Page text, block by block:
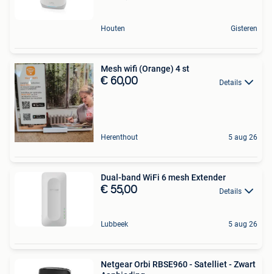
Houten Gisteren
Mesh wifi (Orange) 4 st
€ 60,00 Details
Herenthout 5 aug 26
Dual-band WiFi 6 mesh Extender
€ 55,00 Details
Lubbeek 5 aug 26
Netgear Orbi RBSE960 - Satelliet - Zwart